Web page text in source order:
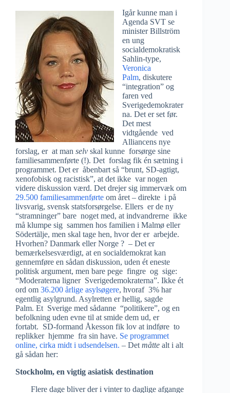
Igår kunne man i
Agenda SVT se
minister Billström
en ung
socialdemokratisk
Sahlin-type,
Veronica
Palm, diskutere
“integration” og
faren ved
Sverigedemokrater
na. Det er set før.
Det mest
vidtgående ved
Alliancens nye
forslag, er at man selv skal kunne forsørge sine
familiesammenførte (!). Det forslag fik én sætning i
programmet. Det er åbenbart så “brunt, SD-agtigt,
xenofobisk og racistisk”, at det ikke var nogen
videre diskussion værd. Det drejer sig immervæk om
29.500 familiesammenførte om året – direkte i på
livsvarig, svensk statsforsørgelse. Ellers er de ny
“stramninger” bare noget med, at indvandrerne ikke
må klumpe sig sammen hos familien i Malmø eller
Södertälje, men skal tage hen, hvor der er arbejde.
Hvorhen? Danmark eller Norge ? – Det er
bemærkelsesværdigt, at en socialdemokrat kan
gennemføre en sådan diskussion, uden ét eneste
politisk argument, men bare pege fingre og sige:
“Moderaterna ligner Sverigedemokraterna”. Ikke ét
ord om 36.200 årlige asylsøgere, hvoraf 3% har
egentlig asylgrund. Asylretten er hellig, sagde
Palm. Et Sverige med sådanne “politikere”, og en
befolkning uden evne til at smide dem ud, er
fortabt. SD-formand Åkesson fik lov at indføre to
replikker hjemme fra sin have. Se programmet
online, cirka midt i udsendelsen. – Det måtte alt i alt
gå sådan her:
Stockholm, en vigtig asiatisk destination
Flere dage bliver der i vinter to daglige afgange